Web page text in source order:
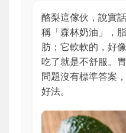
酪梨這傢伙，說實
稱「森林奶油」，
肪；它軟軟的，好
吃了就是不舒服。
問題沒有標準答案
好法。